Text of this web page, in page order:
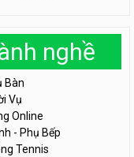
nghề
Bàn
Vụ
Online
- Phụ Bếp
Tennis